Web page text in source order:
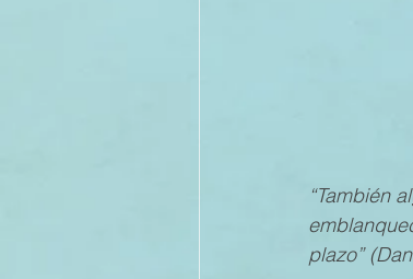
II TRIMESTRE 2020
“También
plazo”